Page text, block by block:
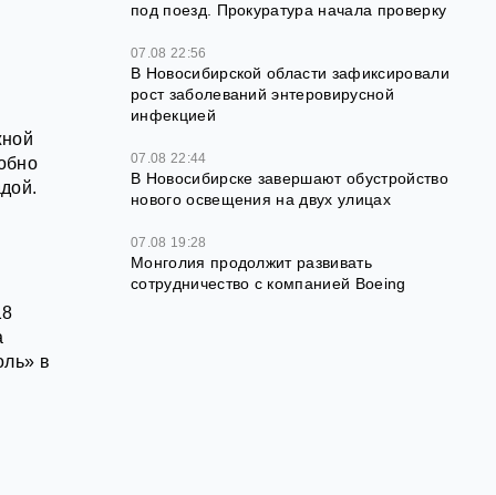
в
под поезд. Прокуратура начала проверку
07.08 22:56
В Новосибирской области зафиксировали
рост заболеваний энтеровирусной
инфекцией
07.08 22:44
В Новосибирске завершают обустройство
нового освещения на двух улицах
07.08 19:28
Монголия продолжит развивать
сотрудничество с компанией Boeing